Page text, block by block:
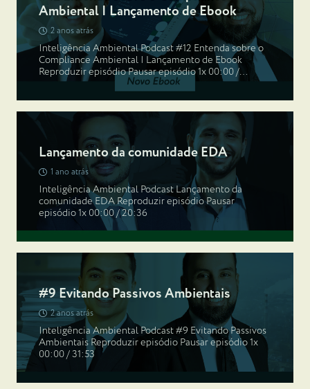
Ambiental | Lançamento de Ebook
2 anos atrás
Inteligência Ambiental Podcast #12 Entenda sobre o
Compliance Ambiental | Lançamento de Ebook
Reproduzir episódio Pausar episódio 1x 00:00 /…
Lançamento da comunidade EDA
1 ano atrás
Inteligência Ambiental Podcast Lançamento da
comunidade EDA Reproduzir episódio Pausar
episódio 1x 00:00 / 20:36
#9 Evitando Passivos Ambientais
2 anos atrás
Inteligência Ambiental Podcast #9 Evitando Passivos
Ambientais Reproduzir episódio Pausar episódio 1x
00:00 / 31:53